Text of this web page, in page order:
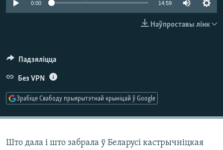
КУЛЬТУРА
МОВА0:00 14:59
Наўпроставы лінк
Падзяліцца
Без VPN
Зрабіце Свабоду прыярытэтнай крыніцай ў Google
Што дала і што забрала ў Беларусі кастрычніцкая